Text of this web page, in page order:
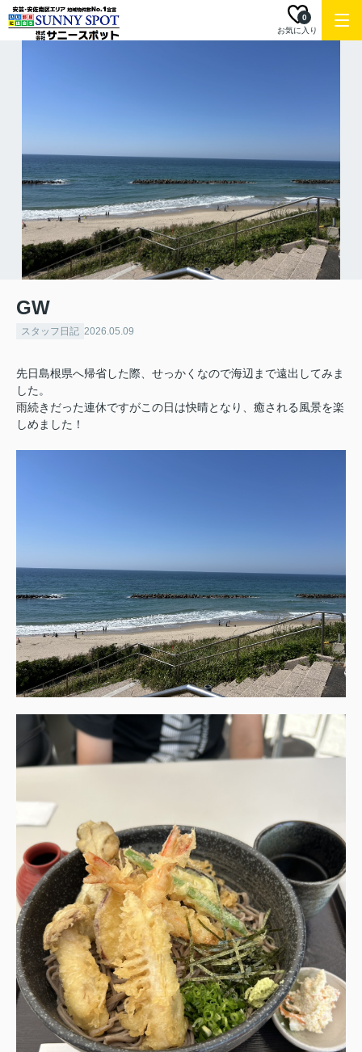
お気に入り
0
GW
スタッフ日記 2026.05.09
先日島根県へ帰省した際、せっかくなので海辺まで遠出してみま
した。
雨続きだった連休ですがこの日は快晴となり、癒される風景を楽
しめました！